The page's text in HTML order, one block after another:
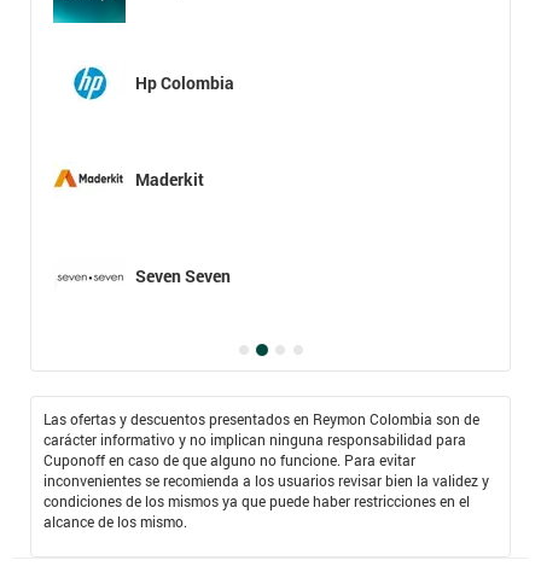
Hp Colombia
Maderkit
Seven Seven
Las ofertas y descuentos presentados en Reymon Colombia son de
carácter informativo y no implican ninguna responsabilidad para
Cuponoff en caso de que alguno no funcione. Para evitar
inconvenientes se recomienda a los usuarios revisar bien la validez y
condiciones de los mismos ya que puede haber restricciones en el
alcance de los mismo.